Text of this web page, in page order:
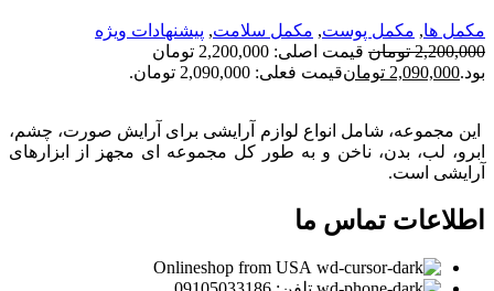
مكمل ها, مکمل پوست, مکمل سلامت, پیشنهادات ویژه
2,200,000 تومان
قیمت اصلی: 2,200,000 تومان
بود.2,090,000 تومانقیمت فعلی: 2,090,000 تومان.
این مجموعه، شامل انواع لوازم آرایشی برای آرایش صورت، چشم،
ابرو، لب، بدن، ناخن و به طور کل مجموعه ای مجهز از ابزارهای
آرایشی است.
اطلاعات تماس ما
Onlineshop from USA